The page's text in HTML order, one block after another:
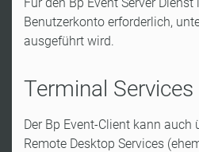
Benutzerkonto erforderlich,
ausgeführt wird.
Terminal Services
Der Bp Event-Client kann auch
Remote Desktop Services